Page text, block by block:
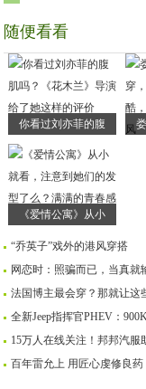
随便看看
你看过刘亦菲的腹
《爱情公寓》从小
“乔英子”戏外的港风穿搭
网恋时：照骗而已，当真就
法国博主最会穿？那就让这
全新Jeep指挥官PHEV：
15万人在线关注！邦邦汽服
百年雷允上 用匠心虔修良药